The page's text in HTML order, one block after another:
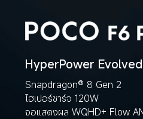
HyperPower Evolved
Snapdragon® 8 Gen 2
ไฮเปอร์ชาร์จ 120W
จอแสดงผล WQHD+ Flow